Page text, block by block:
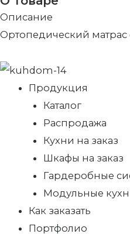
Описание
Ортопедический матрас
Продукция
Каталог
Распродажа
Кухни на заказ
Шкафы на заказ
Гардеробные
Модульные
Как заказать
Портфолио